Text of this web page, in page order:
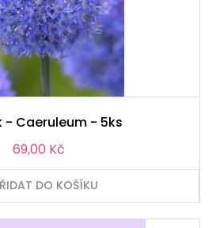
- Caeruleum - 5ks
Cena
69,00 Kč
DO KOŠÍKU